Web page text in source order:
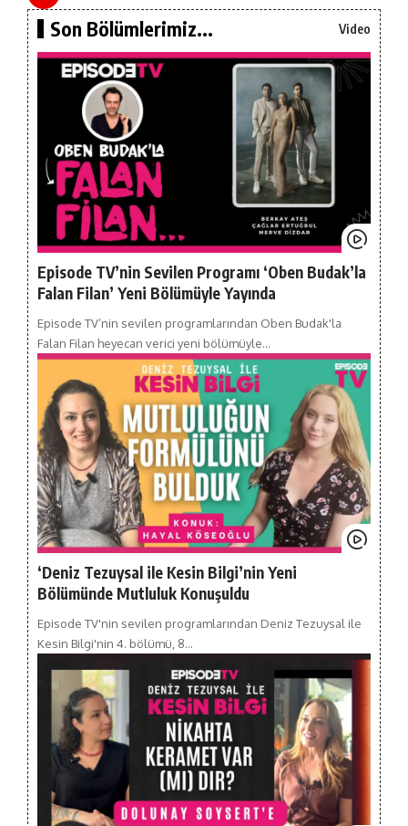
Son Bölümlerimiz... Video
Episode TV’nin Sevilen Programı ‘Oben Budak’la
Falan Filan’ Yeni Bölümüyle Yayında
Episode TV’nin sevilen programlarından Oben Budak'la
Falan Filan heyecan verici yeni bölümüyle…
‘Deniz Tezuysal ile Kesin Bilgi’nin Yeni
Bölümünde Mutluluk Konuşuldu
Episode TV'nin sevilen programlarından Deniz Tezuysal ile
Kesin Bilgi'nin 4. bölümü, 8…